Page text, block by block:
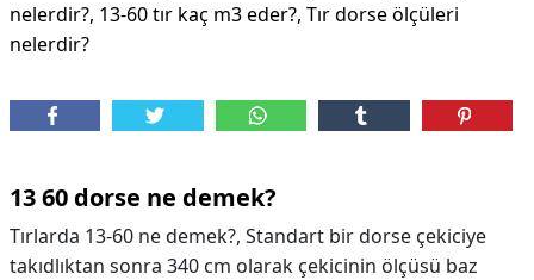
nelerdir?, 13-60 tır kaç m3 eder?, Tır dorse ölçüleri
nelerdir?
13 60 dorse ne demek?
Tırlarda 13-60 ne demek?, Standart bir dorse çekiciye
takıdlıktan sonra 340 cm olarak çekicinin ölçüsü baz